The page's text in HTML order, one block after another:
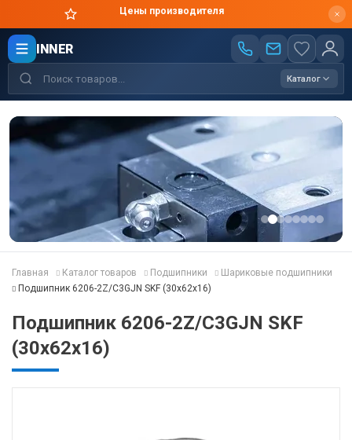
Цены производителя
INNER
Каталог
Главная Каталог товаров Подшипники
Шариковые подшипники
Подшипник 6206-2Z/C3GJN SKF (30x62x16)
Подшипник 6206-2Z/C3GJN SKF
(30x62x16)